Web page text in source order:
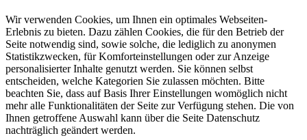
Wir verwenden Cookies, um Ihnen ein optimales Webseiten-
Erlebnis zu bieten. Dazu zählen Cookies, die für den Betrieb der
Seite notwendig sind, sowie solche, die lediglich zu anonymen
Statistikzwecken, für Komforteinstellungen oder zur Anzeige
personalisierter Inhalte genutzt werden. Sie können selbst
entscheiden, welche Kategorien Sie zulassen möchten. Bitte
beachten Sie, dass auf Basis Ihrer Einstellungen womöglich nicht
mehr alle Funktionalitäten der Seite zur Verfügung stehen. Die von
Ihnen getroffene Auswahl kann über die Seite Datenschutz
nachträglich geändert werden.